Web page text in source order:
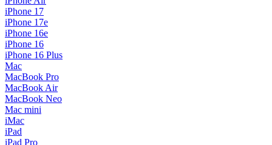
iPhone 17
iPhone 17e
iPhone 16e
iPhone 16
iPhone 16 Plus
Mac
MacBook Pro
MacBook Air
MacBook Neo
Mac mini
iMac
iPad
iPad Pro